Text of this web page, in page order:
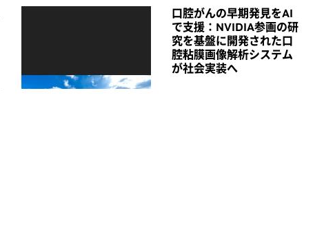
口腔がんの早期発見をAI
で支援：NVIDIA参画の研
究を基盤に開発された口
腔粘膜画像解析システム
が社会実装へ